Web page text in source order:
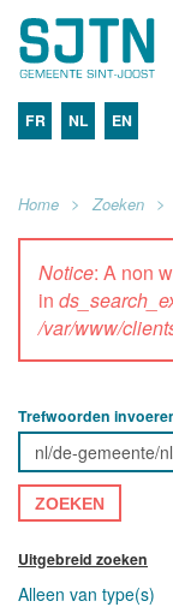
FR NL EN
Home Zoeken
Notice: A non
in
/var/www/
Trefwoorden
ZOEKEN
Uitgebreid zoeken
Alleen van type(s)